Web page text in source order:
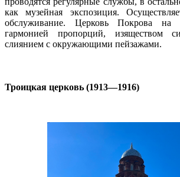
как музейная экспозиция.
обслуживание. Церковь Покрова на
гармонией пропорций, изяществом
слиянием с окружающими пейзажами.
Троицкая церковь (1913—1916)